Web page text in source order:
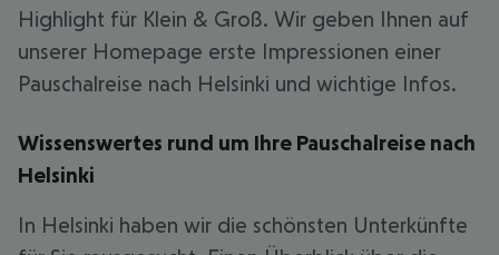
Highlight für Klein & Groß. Wir geben Ihnen auf
unserer Homepage erste Impressionen einer
Pauschalreise nach Helsinki und wichtige Infos.
Wissenswertes rund um Ihre Pauschalreise nach
Helsinki
In Helsinki haben wir die schönsten Unterkünfte